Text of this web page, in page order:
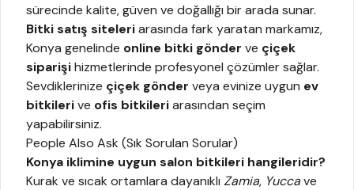
sürecinde kalite, güven ve doğallığı bir arada sunar.
Bitki satış siteleriarasında fark yaratan markamız,
Konya genelinde online bitki gönder ve çiçek
siparişihizmetlerinde profesyonel çözümler sağlar.
Sevdiklerinize çiçek gönder veya evinize uygun ev
bitkilerive ofis bitkileriarasından seçim
yapabilirsiniz.
People Also Ask (Sık Sorulan Sorular)
Konya iklimine uygun salon bitkileri hangileridir?
Kurak ve sıcak ortamlara dayanıklı Zamia, Yuccave